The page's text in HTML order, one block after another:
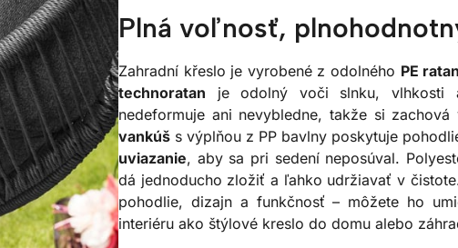
Plná voľnosť,
Zahradní křeslo je vyrobené z odolného PE
technoratan je odolný voči slnku, vlhkosti
nedeformuje ani nevybledne, takže si
vankúš s výplňou z PP bavlny poskytuje
uviazanie, aby sa pri sedení neposúval.
dá jednoducho zložiť a ľahko udržiavať v
pohodlie, dizajn a funkčnosť – môžete ho
interiéru ako štýlové kreslo do domu alebo